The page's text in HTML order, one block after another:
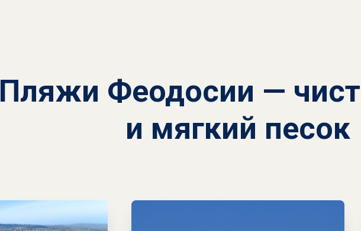
Пляжи Феодосии —
и мягкий песок